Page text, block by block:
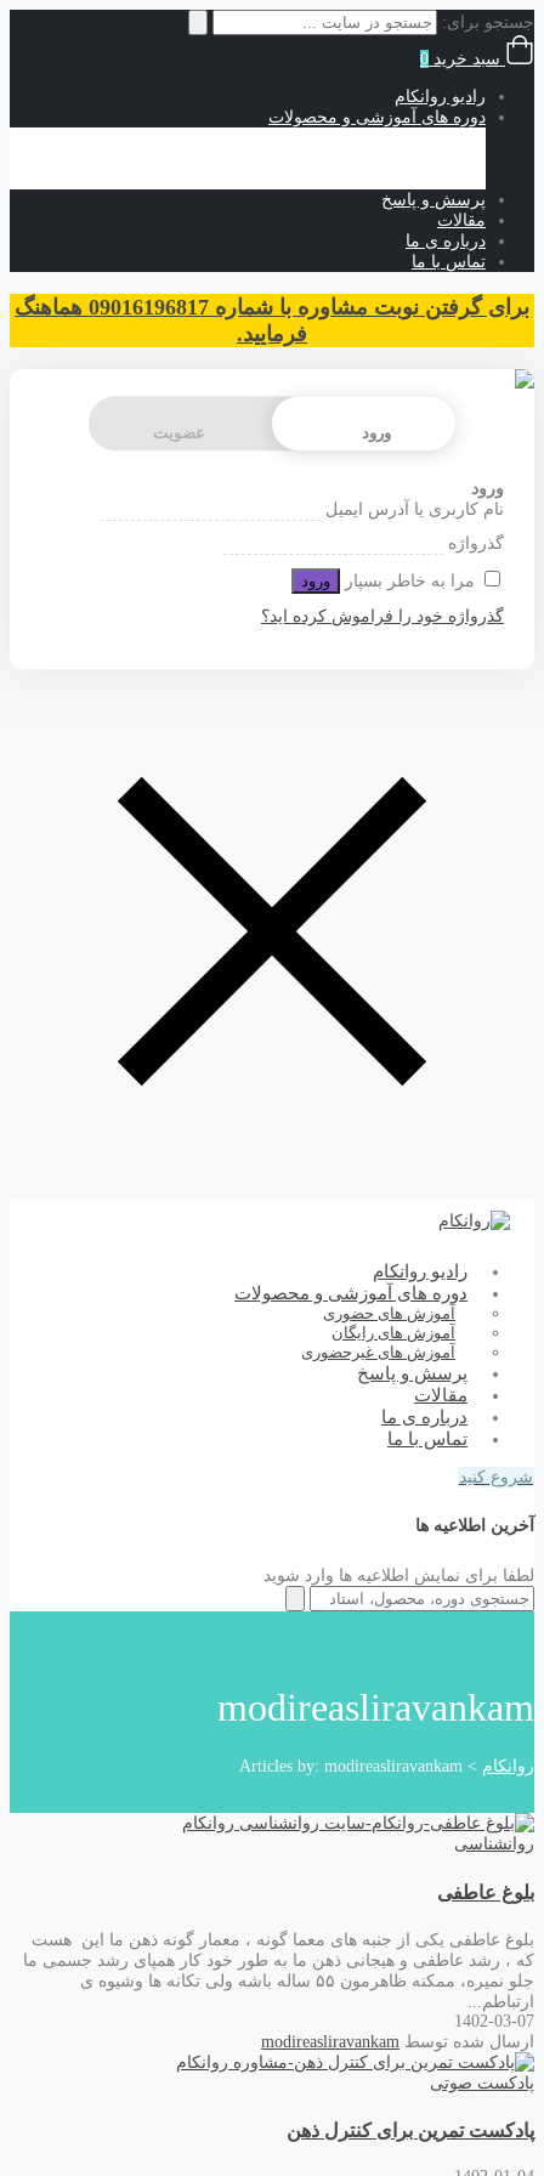
جستجو برای:
سبد خرید 0
رادیو روانکام
دوره های آموزشی و محصولات
پرسش و پاسخ
مقالات
درباره ی ما
تماس با ما
برای گرفتن نوبت مشاوره با شماره 09016196817 هماهنگ
فرمایید.
ورود عضویت
ورود
نام کاربری یا آدرس ایمیل
گذرواژه
مرا به خاطر بسپار
ورود
گذرواژه خود را فراموش کرده اید؟
رادیو روانکام
دوره های آموزشی و محصولات
آموزش های حضوری
آموزش های رایگان
آموزش های غیرحضوری
پرسش و پاسخ
مقالات
درباره ی ما
تماس با ما
شروع کنید
آخرین اطلاعیه ها
لطفا برای نمایش اطلاعیه ها وارد شوید
modireasliravankam
روانکام >
Articles by: modireasliravankam
روانشناسی
بلوغ عاطفی
بلوغ عاطفی یکی از جنبه های معما گونه ، معمار گونه ذهن ما این هست
که ، رشد عاطفی و هیجانی ذهن ما به طور خود کار همپای رشد جسمی ما
جلو نمیره، ممکنه ظاهرمون ۵۵ ساله باشه ولی تکانه ها وشیوه ی
ارتباطم...
1402-03-07
ارسال شده توسط modireasliravankam
پادکست صوتی
پادکست تمرین برای کنترل ذهن